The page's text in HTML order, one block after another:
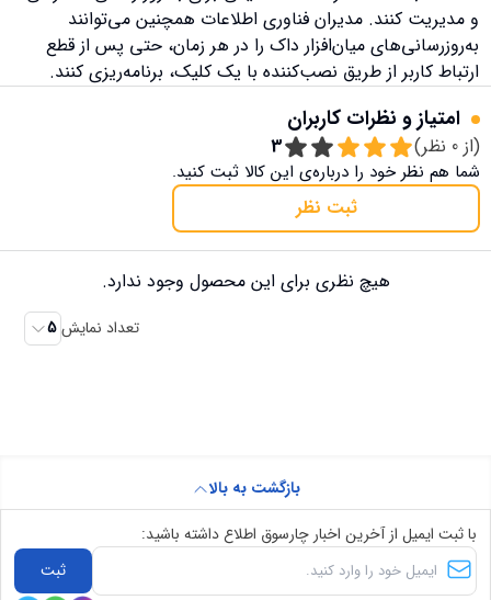
و مدیریت کنند. مدیران فناوری اطلاعات همچنین می‌توانند
به‌روزرسانی‌های میان‌افزار داک را در هر زمان، حتی پس از قطع
ارتباط کاربر از طریق نصب‌کننده با یک کلیک، برنامه‌ریزی کنند.
امتیاز و نظرات کاربران
(از 0 نظر) 3
شما هم نظر خود را درباره‌ی این کالا ثبت کنید.
ثبت نظر
هیچ نظری برای این محصول وجود ندارد.
تعداد نمایش 5
بازگشت به بالا
با ثبت ایمیل از آخرین اخبار چارسوق اطلاع داشته باشید:
ثبت